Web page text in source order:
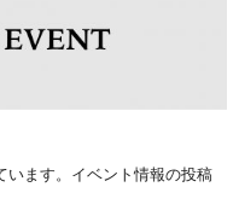
います。イベント情報の投稿